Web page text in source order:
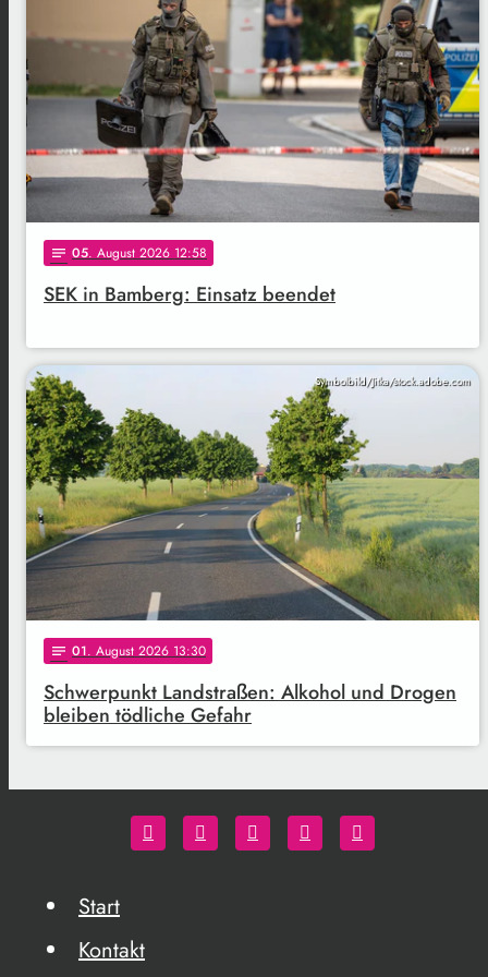
notes 05. August 2026 12:58
SEK in Bamberg: Einsatz beendet
Symbolbild/Jitka/stock.adobe.com
notes 01. August 2026 13:30
Schwerpunkt Landstraßen: Alkohol und Drogen
bleiben tödliche Gefahr
Start
Kontakt